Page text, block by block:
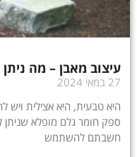
עיצוב מאבן – מה
27 במאי 2024
היא טבעית, היא אצילית ויש
ספק חומר גלם מופלא שניתן
חשבתם להשתמש